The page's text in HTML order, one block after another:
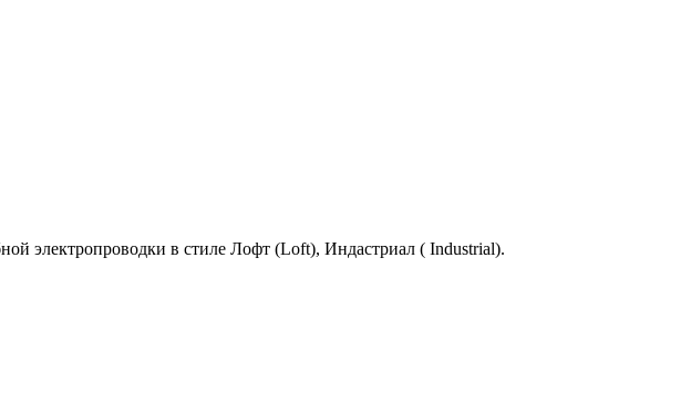
электропроводки в стиле Лофт (Loft), Индастриал ( Industrial).